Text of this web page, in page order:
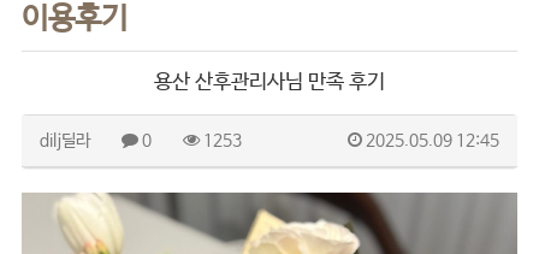
이용후기
용산 산후관리사님 만족 후기
dilj딜라 0 1253 2025.05.09 12:45